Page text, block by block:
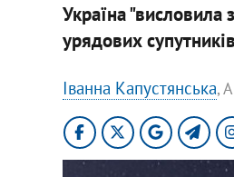
Україна "висловила
урядових
Іванна Капустянська,